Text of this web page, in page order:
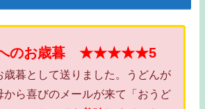
へのお歳暮 ★★★★★5
歳暮として送りました。うどんが
から喜びのメールが来て「おうど